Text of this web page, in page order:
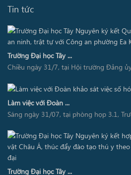
Tin tức
Trường Đại học Tây ...
Chiều ngày 31/7, tại Hội trường Đảng
Làm việc với Đoàn ...
Sáng ngày 31/07, tại phòng họp 3.1,
Trường Đại học Tây ...